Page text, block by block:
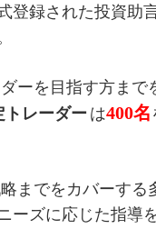
登録された投資助
ーを目指す方まで
トレーダー は400名
までをカバーする
ーズに応じた指導